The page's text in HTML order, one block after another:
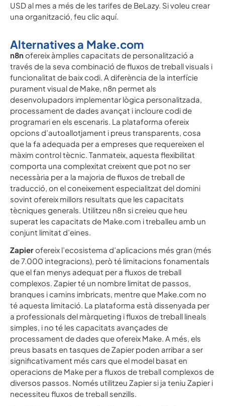
USD al mes a més de les tarifes de BeLazy. Si voleu crear
una organització, feu clic aquí.
Alternatives a Make.com
n8nofereix àmplies capacitats de personalització a
través de la seva combinació de fluxos de treball visuals i
funcionalitat de baix codi. A diferència de la interfície
purament visual de Make, n8n permet als
desenvolupadors implementar lògica personalitzada,
processament de dades avançat i incloure codi de
programari en els escenaris. La plataforma ofereix
opcions d’autoallotjament i preus transparents, cosa
que la fa adequada per a empreses que requereixen el
màxim control tècnic. Tanmateix, aquesta flexibilitat
comporta una complexitat creixent que pot no ser
necessària per a la majoria de fluxos de treball de
traducció, on el coneixement especialitzat del domini
sovint ofereix millors resultats que les capacitats
tècniques generals. Utilitzeu n8n si creieu que heu
superat les capacitats de Make.com i treballeu amb un
conjunt limitat d’eines.
Zapierofereix l’ecosistema d’aplicacions més gran (més
de 7.000 integracions), però té limitacions fonamentals
que el fan menys adequat per a fluxos de treball
complexos. Zapier té un nombre limitat de passos,
branques i camins imbricats, mentre que Make.com no
té aquesta limitació. La plataforma està dissenyada per
a professionals del màrqueting i fluxos de treball lineals
simples, i no té les capacitats avançades de
processament de dades que ofereix Make. A més, els
preus basats en tasques de Zapier poden arribar a ser
significativament més cars que el model basat en
operacions de Make per a fluxos de treball complexos de
diversos passos. Només utilitzeu Zapier si ja teniu Zapier i
necessiteu fluxos de treball senzills.